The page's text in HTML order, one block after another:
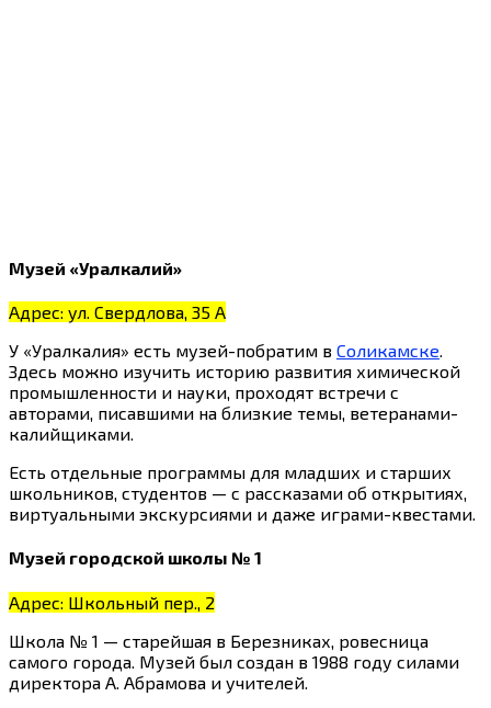
Музей «Уралкалий»
Адрес: ул. Свердлова, 35 А
У «Уралкалия» есть музей-побратим в Соликамске.
Здесь можно изучить историю развития химической
промышленности и науки, проходят встречи с
авторами, писавшими на близкие темы, ветеранами-
калийщиками.
Есть отдельные программы для младших и старших
школьников, студентов — с рассказами об открытиях,
виртуальными экскурсиями и даже играми-квестами.
Музей городской школы № 1
Адрес: Школьный пер., 2
Школа № 1 — старейшая в Березниках, ровесница
самого города. Музей был создан в 1988 году силами
директора А. Абрамова и учителей.